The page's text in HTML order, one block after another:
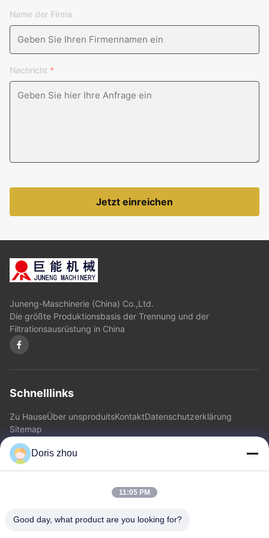
Name der Firma
Nachricht *
Jetzt einreichen
Juneng-Maschinerie (China) Co.,Ltd.
Die größte Produktionsbasis der Trennung und der
Filtrationsausrüstung in China
Schnelllinks
Zu HauseÜber unsproduitsKontaktDatenschutzerklärung
Sitemap
Kontakt
Adresse: Chaoyang-Straße, Zhotie-Stadt, Yixing-Stadt
Doris zhou
11:05 PM
Good day, what product are you looking for?